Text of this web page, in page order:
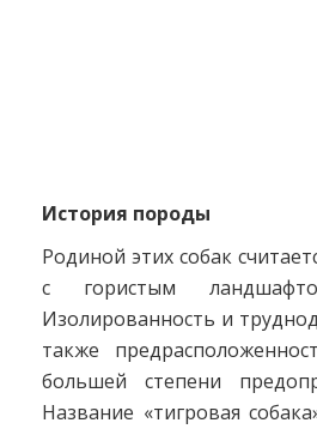
История породы
Родиной этих собак
с гористым
Изолированность и
также
большей степени
Название «тигровая